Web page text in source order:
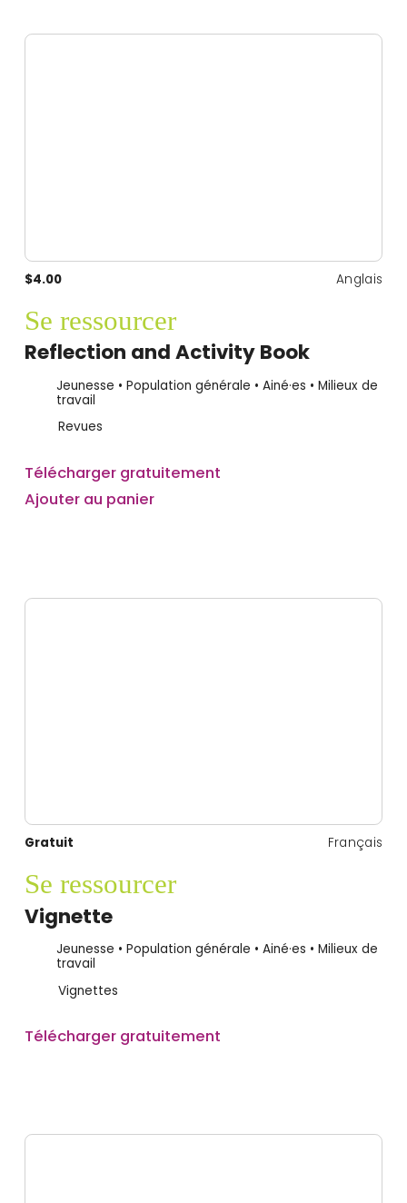
$4.00 Anglais
Se ressourcer
Reflection and Activity Book
Jeunesse • Population générale • Ainé·es • Milieux de
travail
Revues
Télécharger gratuitement
Ajouter au panier
Gratuit Français
Se ressourcer
Vignette
Jeunesse • Population générale • Ainé·es • Milieux de
travail
Vignettes
Télécharger gratuitement